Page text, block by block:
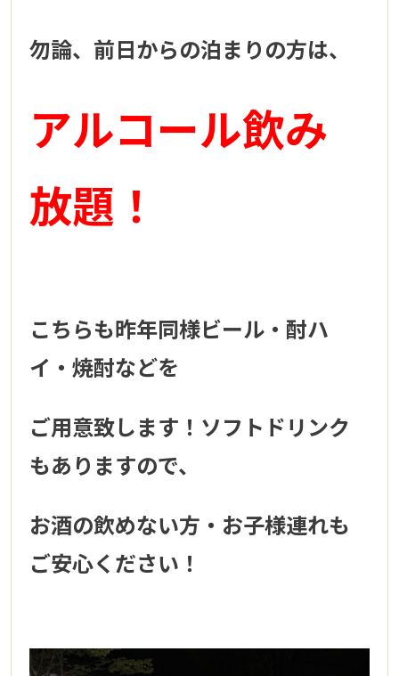
勿論、前日からの泊まりの方は、
アルコール飲み
放題！
こちらも昨年同様ビール・酎ハ
イ・焼酎などを
ご用意致します！ソフトドリンク
もありますので、
お酒の飲めない方・お子様連れも
ご安心ください！